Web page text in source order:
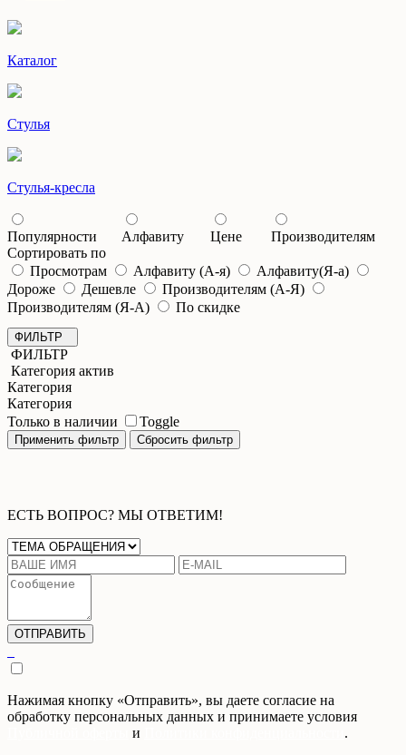
Каталог
Стулья
Стулья-кресла
Популярности Алфавиту Цене
Производителям
Сортировать по
Просмотрам
Алфавиту (А-я)
Алфавиту(Я-а)
Дороже
Дешевле
Производителям (А-Я)
Производителям (Я-А)
По скидке
ФИЛЬТР
ФИЛЬТР
Категория актив
Категория
Категория
Только в наличии
Toggle
ЕСТЬ ВОПРОС? МЫ ОТВЕТИМ!
Нажимая кнопку «Отправить», вы даете согласие на
обработку персональных данных и принимаете условия
и .